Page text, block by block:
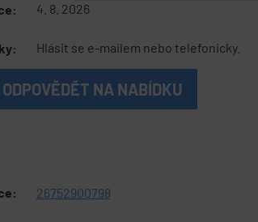
4. 8. 2026
Hlásit se e-mailem nebo telefonicky.
ODPOVĚDĚT NA NABÍDKU
26752900798